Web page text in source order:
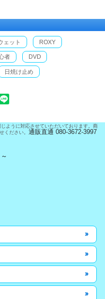
ット ROXY
者 DVD
日焼け止め
ように対応させていただいております。商
ください。 通販直通 080-3672-3997